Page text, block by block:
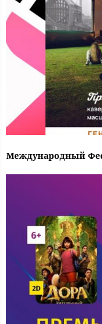
Международный